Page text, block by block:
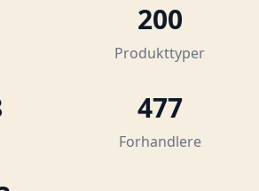
200
Produkttyper
477
Forhandlere